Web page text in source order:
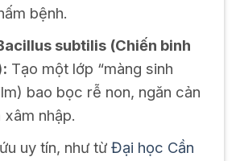
bệnh.
subtilis(Chiến binh
Tạo một lớp “màng sinh
bao bọc rễ non, ngăn cản
xâm nhập.
uy tín, như từ Đại học Cần